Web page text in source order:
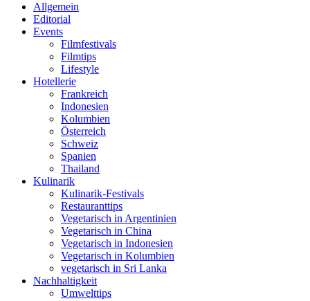
Allgemein
Editorial
Events
Filmfestivals
Filmtips
Lifestyle
Hotellerie
Frankreich
Indonesien
Kolumbien
Österreich
Schweiz
Spanien
Thailand
Kulinarik
Kulinarik-Festivals
Restauranttips
Vegetarisch in Argentinien
Vegetarisch in China
Vegetarisch in Indonesien
Vegetarisch in Kolumbien
vegetarisch in Sri Lanka
Nachhaltigkeit
Umwelttips